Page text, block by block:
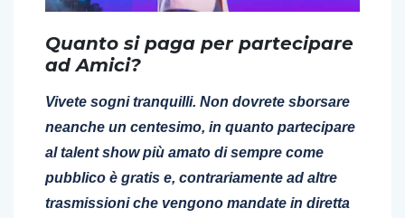
Quanto si paga per partecipare
ad Amici?
Vivete sogni tranquilli. Non dovrete sborsare
neanche un centesimo, in quanto partecipare
al talent show più amato di sempre come
pubblico è gratis e, contrariamente ad altre
trasmissioni che vengono mandate in diretta